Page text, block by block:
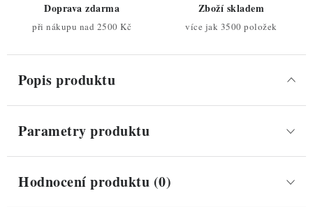
Doprava zdarma
při nákupu nad 2500 Kč
Zboží skladem
více jak 3500 položek
Popis produktu
Parametry produktu
Hodnocení produktu (0)